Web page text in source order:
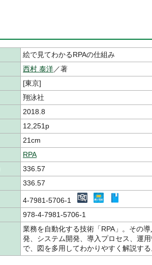
絵で見てわかるRPAの仕組み
西村 泰洋／著
[東京]
翔泳社
2018.8
12,251p
21cm
RPA
336.57
336.57
4-7981-5706-1
978-4-7981-5706-1
業務を自動化する技術「RPA」。その
発、システム開発、導入プロセス、運
で、図を多用してわかりやすく解説す